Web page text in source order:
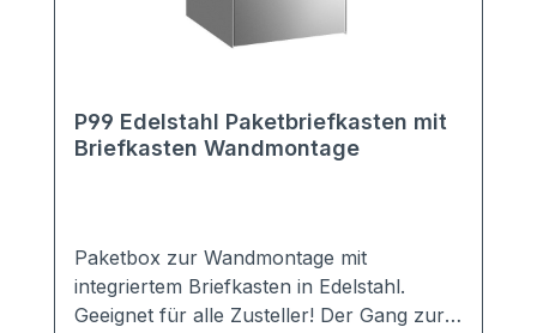
P99 Edelstahl Paketbriefkasten mit
Briefkasten Wandmontage
Paketbox zur Wandmontage mit
integriertem Briefkasten in Edelstahl.
Geeignet für alle Zusteller! Der Gang zur